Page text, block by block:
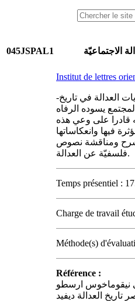
045JSPAL1
Institut de lettres
-يُعرّف الطالب بمختلف نظريات العدالة في تاريخ
يسوده الرفاه
قادرا على وعي هذه
فيها وانعكاساتها
ومناقشة نصوص
فلسفيّة عن العدالة.
Temps présentiel :
Charge de travail
Méthode(s)
Référence :
نيقوماخوس ارسطو
العدالة ديفيد